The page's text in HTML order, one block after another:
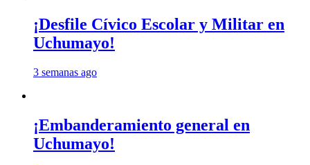
¡Desfile Cívico Escolar y Militar en
Uchumayo!
3 semanas ago
¡Embanderamiento general en
Uchumayo!